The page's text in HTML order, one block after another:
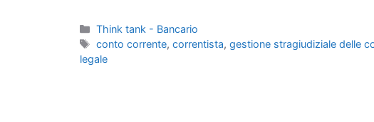
Categorie
Think tank - Bancario
Tag
conto corrente,correntista,gestione stragiudiziale delle
legale